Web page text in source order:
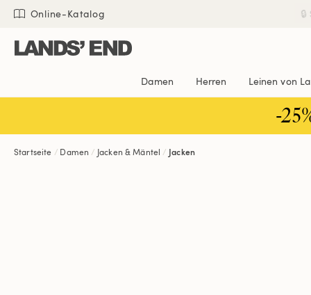
Direkt
Inhalt
Direkt
Navigation
Direkt
Suche
Online-Katalog
Damen Herren Leinen von
-
Startseite Damen Jacken & Mäntel Jacken